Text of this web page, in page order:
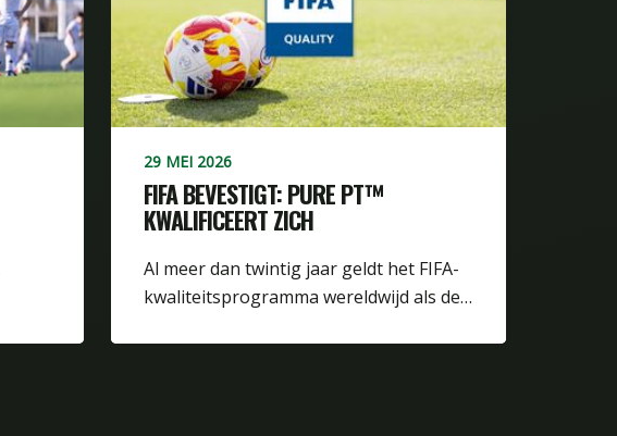
29 MEI 2026
FIFA BEVESTIGT: PURE PT™
KWALIFICEERT ZICH
Al meer dan twintig jaar geldt het FIFA-
kwaliteitsprogramma wereldwijd als de…